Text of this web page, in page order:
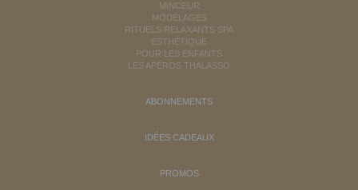
MINCEUR
MODELAGES
RITUELS RELAXANTS SPA
ESTHÉTIQUE
POUR LES ENFANTS
LES APÉROS THALASSO
ABONNEMENTS
IDÉES CADEAUX
PROMOS